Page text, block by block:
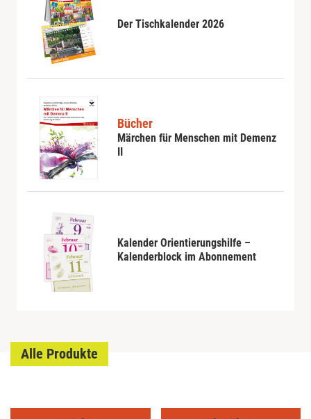
Der Tischkalender 2026
Bücher
Märchen für Menschen mit Demenz
II
Kalender Orientierungshilfe –
Kalenderblock im Abonnement
Alle Produkte